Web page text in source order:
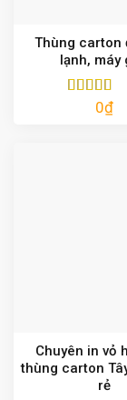
Thùng carton
lạnh, máy
Được xếp
0₫
Chuyên in vỏ
thùng carton
rẻ